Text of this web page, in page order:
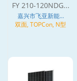
FY 210-120NDG...
嘉兴市飞亚新能...
双面, TOPCon, N型